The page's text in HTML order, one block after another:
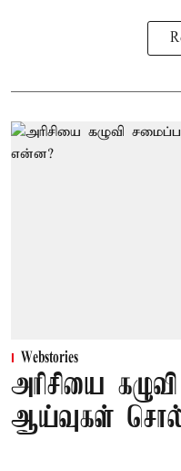
Webstories
அரிசியை
ஆய்வுகள்